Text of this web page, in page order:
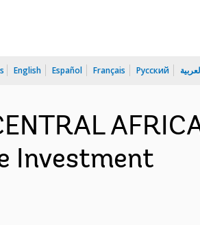
English Español Français Русский
Investment